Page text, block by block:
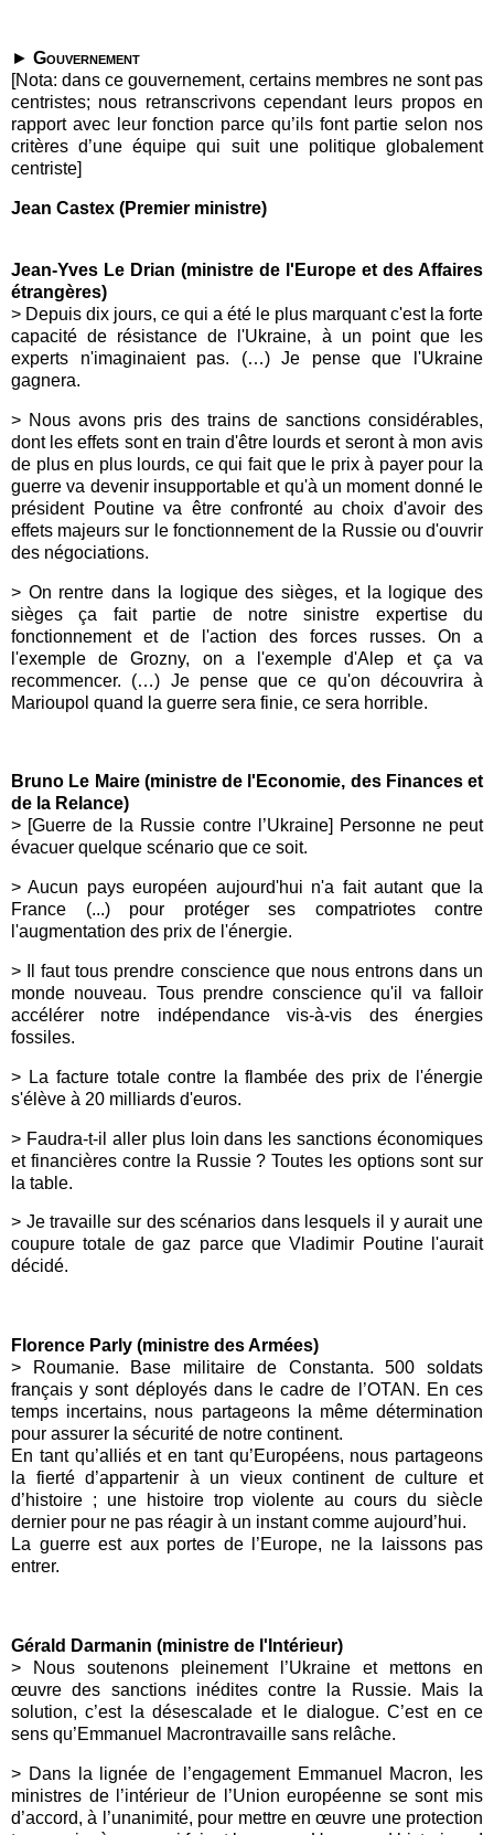
► Gouvernement
[Nota: dans ce gouvernement, certains membres ne sont pas
centristes; nous retranscrivons cependant leurs propos en
rapport avec leur fonction parce qu’ils font partie selon nos
critères d’une équipe qui suit une politique globalement
centriste]
Jean Castex (Premier ministre)
Jean-Yves Le Drian (ministre de l'Europe et des Affaires
étrangères)
> Depuis dix jours, ce qui a été le plus marquant c'est la forte
capacité de résistance de l'Ukraine, à un point que les
experts n'imaginaient pas. (…) Je pense que l'Ukraine
gagnera.
> Nous avons pris des trains de sanctions considérables,
dont les effets sont en train d'être lourds et seront à mon avis
de plus en plus lourds, ce qui fait que le prix à payer pour la
guerre va devenir insupportable et qu'à un moment donné le
président Poutine va être confronté au choix d'avoir des
effets majeurs sur le fonctionnement de la Russie ou d'ouvrir
des négociations.
> On rentre dans la logique des sièges, et la logique des
sièges ça fait partie de notre sinistre expertise du
fonctionnement et de l'action des forces russes. On a
l'exemple de Grozny, on a l'exemple d'Alep et ça va
recommencer. (…) Je pense que ce qu'on découvrira à
Marioupol quand la guerre sera finie, ce sera horrible.
Bruno Le Maire (ministre de l'Economie, des Finances et
de la Relance)
> [Guerre de la Russie contre l’Ukraine] Personne ne peut
évacuer quelque scénario que ce soit.
> Aucun pays européen aujourd'hui n'a fait autant que la
France (...) pour protéger ses compatriotes contre
l'augmentation des prix de l'énergie.
> Il faut tous prendre conscience que nous entrons dans un
monde nouveau. Tous prendre conscience qu'il va falloir
accélérer notre indépendance vis-à-vis des énergies
fossiles.
> La facture totale contre la flambée des prix de l'énergie
s'élève à 20 milliards d'euros.
> Faudra-t-il aller plus loin dans les sanctions économiques
et financières contre la Russie ? Toutes les options sont sur
la table.
> Je travaille sur des scénarios dans lesquels il y aurait une
coupure totale de gaz parce que Vladimir Poutine l'aurait
décidé.
Florence Parly (ministre des Armées)
>
Roumanie. Base militaire de Constanta. 500 soldats
français y sont déployés dans le cadre de l’OTAN. En ces
temps incertains, nous partageons la même détermination
pour assurer la sécurité de notre continent.
En tant qu’alliés et en tant qu’Européens, nous partageons
la fierté d’appartenir à un vieux continent de culture et
d’histoire ; une histoire trop violente au cours du siècle
dernier pour ne pas réagir à un instant comme aujourd’hui.
La guerre est aux portes de l’Europe, ne la laissons pas
entrer.
Gérald Darmanin (ministre de l'Intérieur)
>
Nous soutenons pleinement l’Ukraine et mettons en
œuvre des sanctions inédites contre la Russie. Mais la
solution, c’est la désescalade et le dialogue. C’est en ce
sens qu’Emmanuel Macrontravaille sans relâche.
> Dans la lignée de l’engagement Emmanuel Macron, les
ministres de l’intérieur de l’Union européenne se sont mis
d’accord, à l’unanimité, pour mettre en œuvre une protection